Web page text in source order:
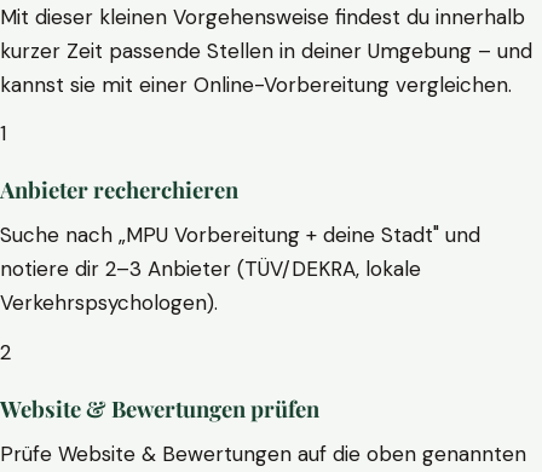
Mit dieser kleinen Vorgehensweise findest du innerhalb
kurzer Zeit passende Stellen in deiner Umgebung – und
kannst sie mit einer Online-Vorbereitung vergleichen.
1
Anbieter recherchieren
Suche nach „MPU Vorbereitung + deine Stadt" und
notiere dir 2–3 Anbieter (TÜV/DEKRA, lokale
Verkehrspsychologen).
2
Website & Bewertungen prüfen
Prüfe Website & Bewertungen auf die oben genannten